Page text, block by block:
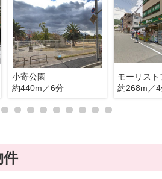
小寄公園
約440m／6分
モーリスト
約268m／
件